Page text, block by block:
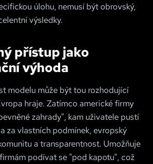
úlohu, nemusí být obrovský,
výsledky.
přístup jako
výhoda
modelu může být tou rozhodující
hraje. Zatímco americké firmy
zahrady", kam uživatele pustí
za vlastních podmínek, evropský
a transparentnost. Umožňuje
podívat se "pod kapotu", což